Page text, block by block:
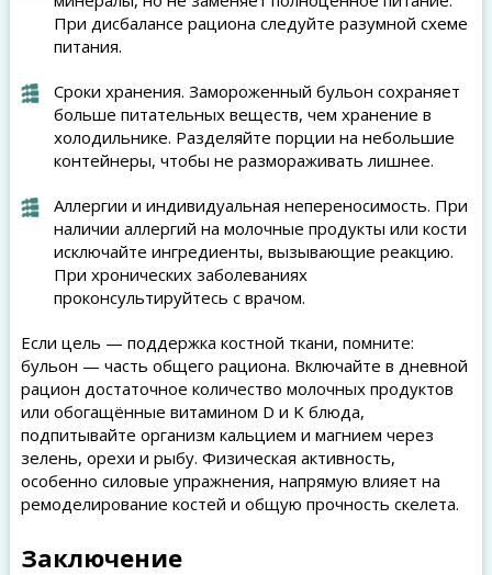
При дисбалансе рациона следуйте разумной схеме
питания.
Сроки хранения. Замороженный бульон сохраняет
больше питательных веществ, чем хранение в
холодильнике. Разделяйте порции на небольшие
контейнеры, чтобы не размораживать лишнее.
Аллергии и индивидуальная непереносимость. При
наличии аллергий на молочные продукты или кости
исключайте ингредиенты, вызывающие реакцию.
При хронических заболеваниях
проконсультируйтесь с врачом.
Если цель — поддержка костной ткани, помните:
бульон — часть общего рациона. Включайте в дневной
рацион достаточное количество молочных продуктов
или обогащённые витамином D и K блюда,
подпитывайте организм кальцием и магнием через
зелень, орехи и рыбу. Физическая активность,
особенно силовые упражнения, напрямую влияет на
ремоделирование костей и общую прочность скелета.
Заключение